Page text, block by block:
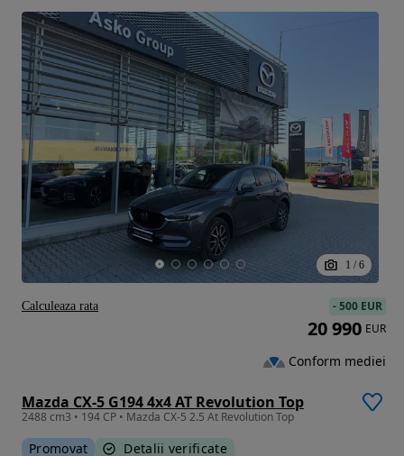
1 / 6
Mazda CX-5 G194 4x4 AT Revolution Top
2488 cm3 • 194 CP • Mazda CX-5 2.5 At Revolution Top
Promovat Detalii verificate
-500 EUR
20 990 EUR
Conform mediei
Calculeaza rata